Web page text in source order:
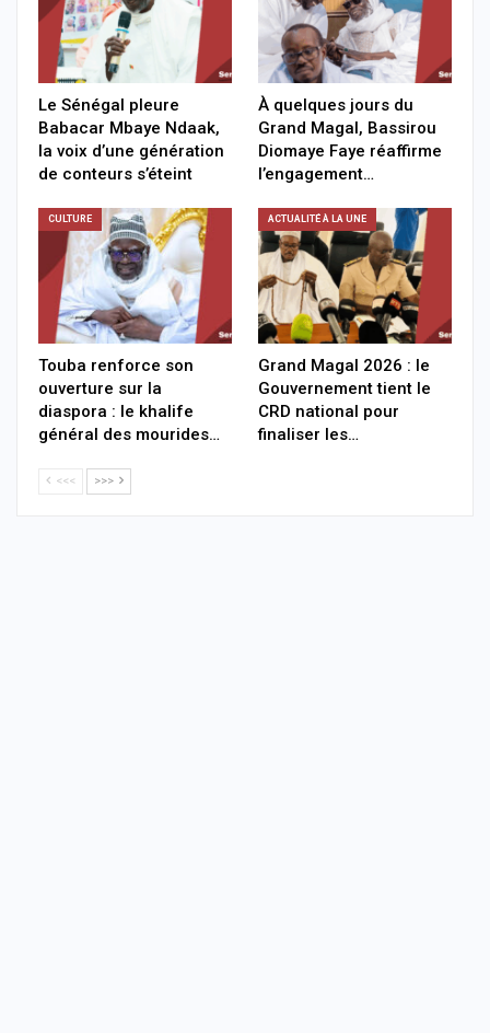
Le Sénégal pleure
Babacar Mbaye Ndaak,
la voix d’une génération
de conteurs s’éteint
À quelques jours du
Grand Magal, Bassirou
Diomaye Faye réaffirme
l’engagement…
CULTURE
Touba renforce son
ouverture sur la
diaspora : le khalife
général des mourides…
ACTUALITÉ À LA UNE
Grand Magal 2026 : le
Gouvernement tient le
CRD national pour
finaliser les…
<<< >>>